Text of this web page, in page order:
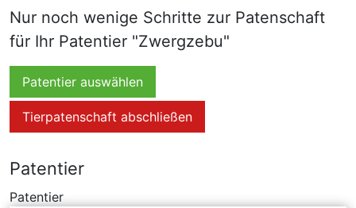
Nur noch wenige Schritte zur Patenschaft
für Ihr Patentier "Zwergzebu"
Patentier auswählen
Tierpatenschaft abschließen
Patentier
Patentier